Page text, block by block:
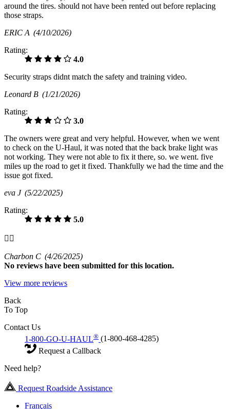
around the tires. should not have been rented out before replacing
those straps.
ERIC A (4/10/2026)
Rating:
4.0
Security straps didnt match the safety and training video.
Leonard B (1/21/2026)
Rating:
3.0
The owners were great and very helpful. However, when we went
to check on the U-Haul, it was noted that the back brake light was
not working. They were not able to fix it there, so. we went. five
miles up the road to get it fixed. Thankfully we had the time and the
issue got fixed.
eva J (5/22/2025)
Rating:
5.0
👍🏻
Charbon C (4/26/2025)
No reviews have been submitted for this location.
View more reviews
Back
To Top
Contact Us
1-800-GO-U-HAUL® (1-800-468-4285)
Request a Callback
Need help?
Request Roadside Assistance
Français